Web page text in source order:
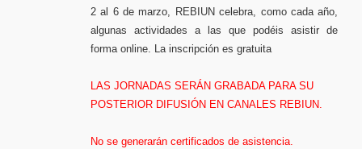
2 al 6 de marzo, REBIUN celebra, como cada año,
algunas actividades a las que podéis asistir de
forma online. La inscripción es gratuita
LAS JORNADAS SERÁN GRABADA PARA SU
POSTERIOR DIFUSIÓN EN CANALES REBIUN.
No se generarán certificados de asistencia.